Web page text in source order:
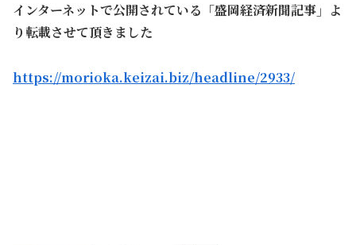
インターネットで公開されている「盛岡経済新聞記事」 よ
り転載させて頂きました
https://morioka.keizai.biz/headline/2933/